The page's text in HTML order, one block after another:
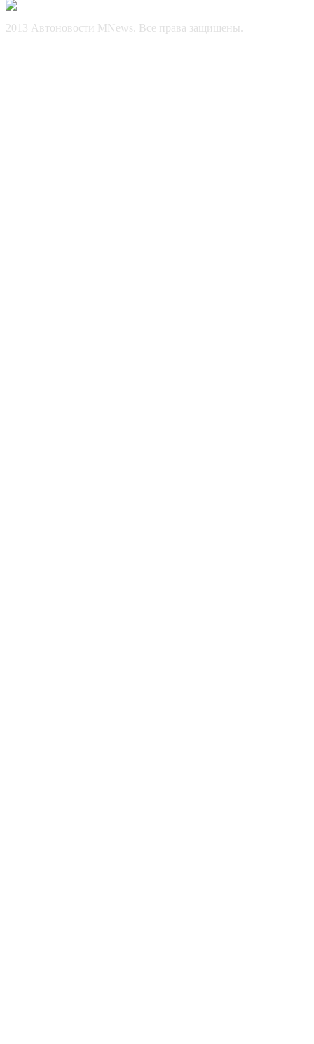
2013 Автоновости MNews. Все права защищены.